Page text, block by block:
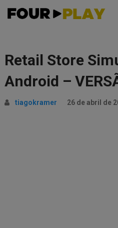
Retail Store
Android –
tiagokramer 26 de abril de